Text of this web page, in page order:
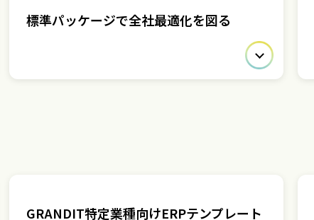
標準パッケージで全社最適化を図る
GRANDIT特定業種向けERPテンプレート